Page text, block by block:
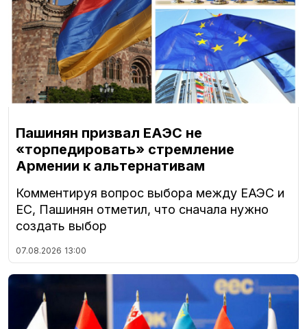
Пашинян призвал ЕАЭС не
«торпедировать» стремление
Армении к альтернативам
Комментируя вопрос выбора между ЕАЭС и
ЕС, Пашинян отметил, что сначала нужно
создать выбор
07.08.2026 13:00